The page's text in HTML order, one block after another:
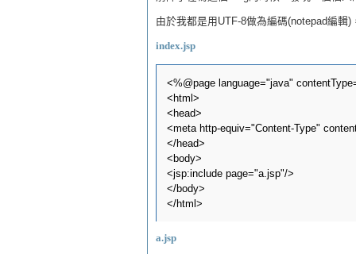
由於我都是用UTF-8做為編碼(notepad編輯)
index.jsp
<%@page language="java"
<html>
<head>
<meta http-equiv="Content-Type"
</head>
<body>
<jsp:include page="a.jsp"/>
</body>
a.jsp